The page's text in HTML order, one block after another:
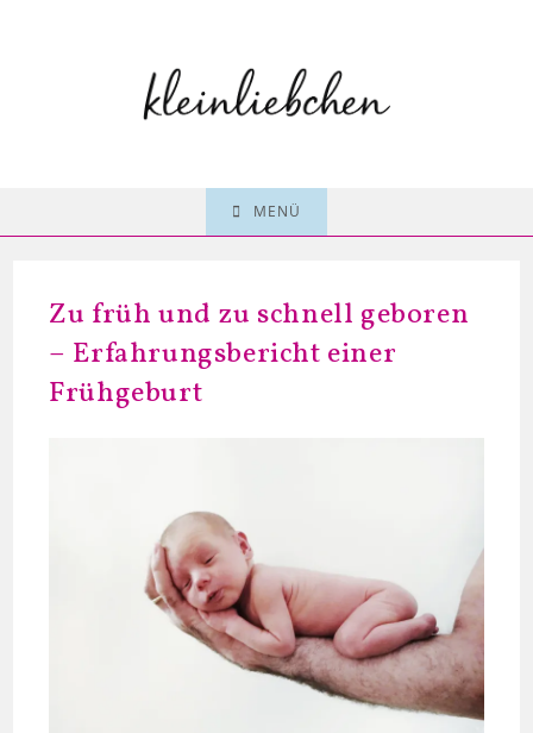
MENÜ
Zu früh und zu schnell geboren
– Erfahrungsbericht einer
Frühgeburt